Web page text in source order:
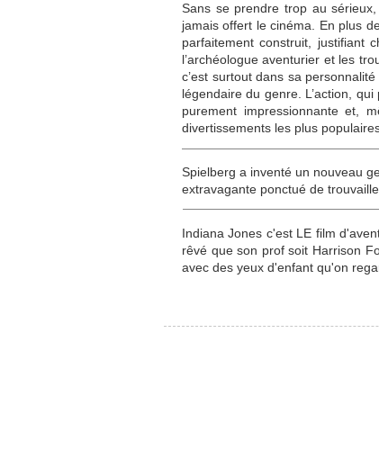
Sans se prendre trop au
jamais offert le cinéma. En plus
parfaitement construit, justifiant
l’archéologue aventurier et les
c’est surtout dans sa
légendaire du genre. L’action,
purement impressionnante et,
divertissements les plus
Spielberg a inventé un nouveau
extravagante ponctué de
Indiana Jones c'est LE film
rêvé que son prof soit Harrison
avec des yeux d'enfant qu'on